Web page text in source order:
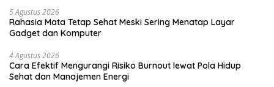
5 Agustus 2026
Rahasia Mata Tetap Sehat Meski Sering Menatap Layar
Gadget dan Komputer
4 Agustus 2026
Cara Efektif Mengurangi Risiko Burnout lewat Pola Hidup
Sehat dan Manajemen Energi